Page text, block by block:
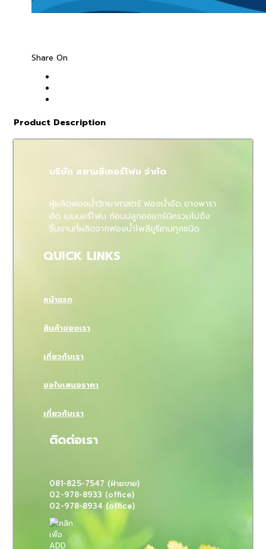
Share On
Product Description
บริษัท สยามอีเทอร์โฟม จำกัด
ผู้ผลิตฟองน้ำวิทยาศาสตร์ ฟองน้ำอัด ยางพารา
อัด เมมมอรี่โฟม ก้อนปลูกออแกร์นิครวมไปถึง
ชิ้นงานที่ผลิตจากฟองน้ำโพลียูรีเทนทุกชนิด
QUICK LINKS
หน้าแรก
สินค้าของเรา
เกี่ยวกับเรา
ขอใบเสนอราคา
เกี่ยวกับเรา
ติดต่อเรา
081-825-7547 (ฝ่ายขาย)
02-978-8933 (office)
02-978-8934 (office)